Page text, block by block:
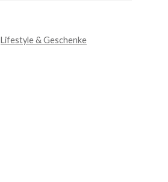
Lifestyle & Geschenke